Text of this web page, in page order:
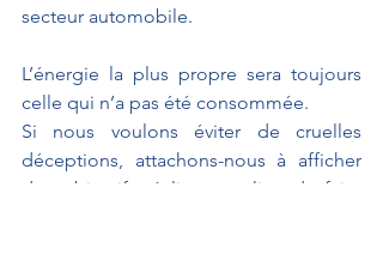
secteur automobile.
L’énergie la plus propre sera toujours
celle qui n’a pas été consommée.
Si nous voulons éviter de cruelles
déceptions, attachons-nous à afficher
des objectifs réalistes au lieu de faire